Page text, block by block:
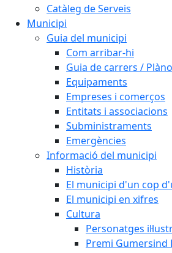
Catàleg de Serveis
Municipi
Guia del municipi
Com arribar-hi
Guia de carrers /
Equipaments
Empreses i comerços
Entitats i associacions
Subministraments
Emergències
Informació del municipi
Història
El municipi d'un cop
El municipi en xifres
Cultura
Personatges
Premi Gumersind